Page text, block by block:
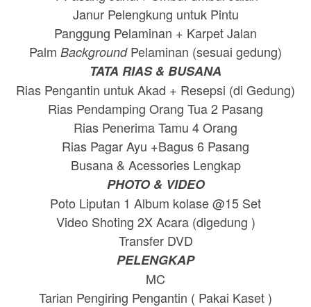
Janur Pelengkung untuk Pintu
Panggung Pelaminan + Karpet Jalan
Palm BackgroundPelaminan (sesuai gedung)
TATA RIAS & BUSANA
Rias Pengantin untuk Akad + Resepsi (di Gedung)
Rias Pendamping Orang Tua 2 Pasang
Rias Penerima Tamu 4 Orang
Rias Pagar Ayu +Bagus 6 Pasang
Busana & Acessories Lengkap
PHOTO & VIDEO
Poto Liputan 1 Album kolase @15 Set
Video Shoting 2X Acara (digedung )
Transfer DVD
PELENGKAP
MC
Tarian Pengiring Pengantin ( Pakai Kaset )